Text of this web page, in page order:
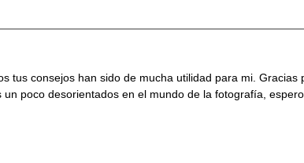
tus consejos han sido de mucha utilidad para mi. Gracias
poco desorientados en el mundo de la fotografía,